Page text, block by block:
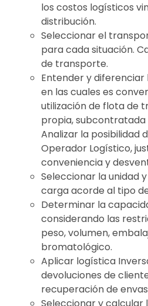
los costos logísticos
distribución.
Seleccionar el
para cada situación.
de transporte.
Entender y diferenciar
en las cuales es
utilización de flota de
propia, subcontratada
Analizar la posibilidad
Operador Logístico,
conveniencia y
Seleccionar la unidad
carga acorde al tipo
Determinar la
considerando las
peso, volumen,
bromatológico.
Aplicar logística
devoluciones de
recuperación de